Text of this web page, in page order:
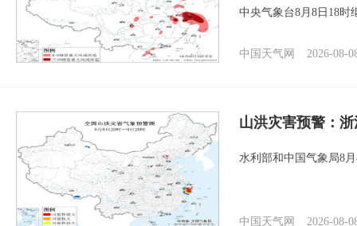
中央气象台8月8日18时
中国天气网 2026-08-
山洪灾害预警：
水利部和中国气象局8
中国天气网 2026-08-